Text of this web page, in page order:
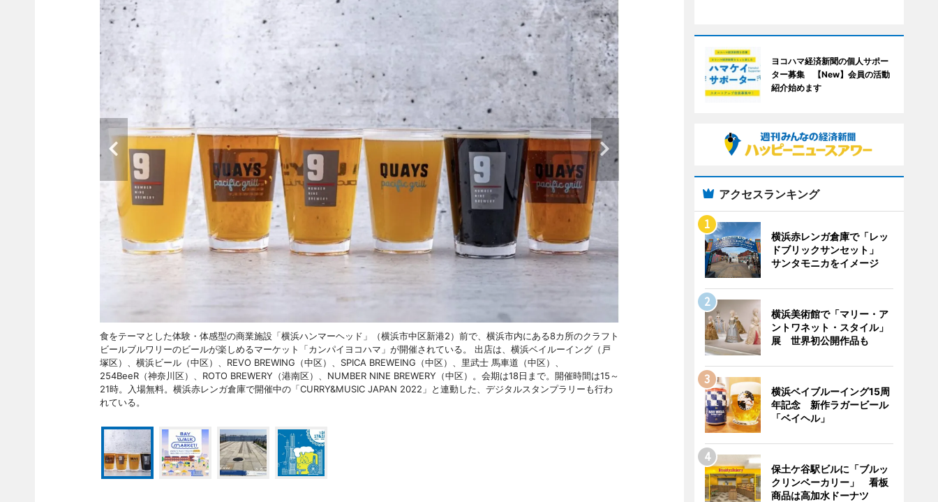
食をテーマとした体験・体感型の商業施設「横浜ハンマーヘッド」（横浜市中区新港2）前で、横浜市内にある8カ所のクラフト
ビールブルワリーのビールが楽しめるマーケット「カンパイヨコハマ」が開催されている。 出店は、横浜ベイルーイング（戸
塚区）、横浜ビール（中区）、REVO BREWING（中区）、SPICA BREWEING（中区）、里武士 馬車道（中区）、
254BeeR（神奈川区）、ROTO BREWERY（港南区）、NUMBER NINE BREWERY（中区）。会期は18日まで。開催時間は15～
21時。入場無料。横浜赤レンガ倉庫で開催中の「CURRY&MUSIC JAPAN 2022」と連動した、デジタルスタンプラリーも行わ
れている。
ヨコハマ経済新聞の個人サポー
ター募集 【New】会員の活動
紹介始めます
アクセスランキング
横浜赤レンガ倉庫で「レッ
ドブリックサンセット」
サンタモニカをイメージ
横浜美術館で「マリー・ア
ントワネット・スタイル」
展 世界初公開作品も
横浜ベイブルーイング15周
年記念 新作ラガービール
「ベイヘル」
保土ケ谷駅ビルに「ブルッ
クリンベーカリー」 看板
商品は高加水ドーナツ